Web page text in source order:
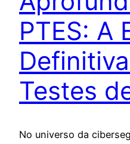
PTES: A
Testes
No universo da